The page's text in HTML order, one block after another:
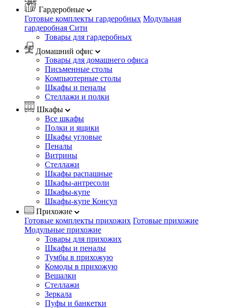
Гардеробные
Готовые комплекты гардеробных Модульная
гардеробная Сити
Товары для гардеробных
Домашний офис
Товары для домашнего офиса
Письменные столы
Компьютерные столы
Шкафы и пеналы
Стеллажи и полки
Шкафы
Все шкафы
Полки и ящики
Шкафы угловые
Пеналы
Витрины
Стеллажи
Шкафы распашные
Шкафы-антресоли
Шкафы-купе
Шкафы-купе Консул
Прихожие
Готовые комплекты прихожих Готовые прихожие
Модульные прихожие
Товары для прихожих
Шкафы и пеналы
Тумбы в прихожую
Комоды в прихожую
Вешалки
Стеллажи
Зеркала
Пуфы и банкетки